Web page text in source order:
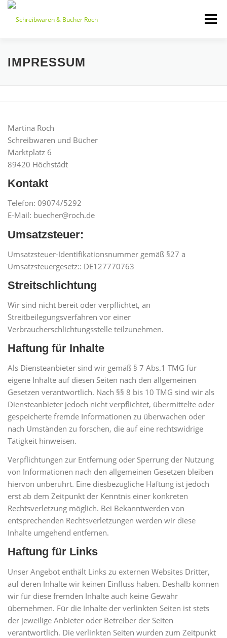
Zum
springen
Menü
AKTUELLES ÜBER UNS
IMPRESSUM
Martina Roch
Schreibwaren und Bücher
Marktplatz 6
89420 Höchstädt
Kontakt
Telefon: 09074/5292
E-Mail: buecher@roch.de
Umsatzsteuer:
Umsatzsteuer-Identifikationsnummer gemäß §27 a
Umsatzsteuergesetz:: DE127770763
Streitschlichtung
Wir sind nicht bereit oder verpflichtet, an
Streitbeilegungsverfahren vor einer
Verbraucherschlichtungsstelle teilzunehmen.
Haftung für Inhalte
Als Diensteanbieter sind wir gemäß § 7 Abs.1 TMG für
eigene Inhalte auf diesen Seiten nach den allgemeinen
Gesetzen verantwortlich. Nach §§ 8 bis 10 TMG sind wir als
Diensteanbieter jedoch nicht verpflichtet, übermittelte oder
gespeicherte fremde Informationen zu überwachen oder
nach Umständen zu forschen, die auf eine rechtswidrige
Tätigkeit hinweisen.
Verpflichtungen zur Entfernung oder Sperrung der Nutzung
von Informationen nach den allgemeinen Gesetzen bleiben
hiervon unberührt. Eine diesbezügliche Haftung ist jedoch
erst ab dem Zeitpunkt der Kenntnis einer konkreten
Rechtsverletzung möglich. Bei Bekanntwerden von
entsprechenden Rechtsverletzungen werden wir diese
Inhalte umgehend entfernen.
Haftung für Links
Unser Angebot enthält Links zu externen Websites Dritter,
auf deren Inhalte wir keinen Einfluss haben. Deshalb können
wir für diese fremden Inhalte auch keine Gewähr
übernehmen. Für die Inhalte der verlinkten Seiten ist stets
der jeweilige Anbieter oder Betreiber der Seiten
verantwortlich. Die verlinkten Seiten wurden zum Zeitpunkt